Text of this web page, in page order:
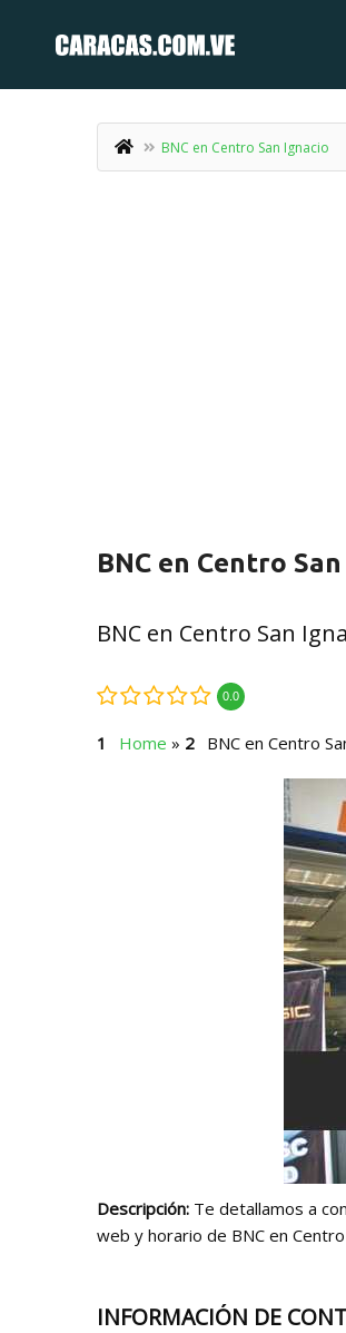
BNC en Centro San Ignacio
BNC en Centro
BNC en Centro San
0.0
Home » BNC en Centro
Descripción: Te detallamos a
web y horario de BNC en
INFORMACIÓN DE